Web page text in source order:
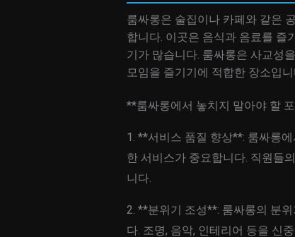
룸싸롱은 술집이나 카페와 같은
합니다. 이곳은 음식과 음료를 즐
기가 많습니다. 룸싸롱은 사교성
모임을 즐기기에 적합한 장소입니
**룸싸롱에서 놓치지 말아야 할
1. **서비스 품질 향상**: 룸싸롱
한 서비스가 중요합니다. 직원들
니다.
2. **분위기 조성**: 룸싸롱의 분
다. 조명, 음악, 인테리어 등을 신